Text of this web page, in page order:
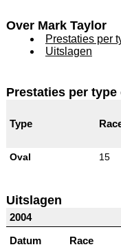
Over Mark Taylor
Prestaties per
Uitslagen
Prestaties per
Type
Oval 15
Uitslagen
2004
Datum
Race